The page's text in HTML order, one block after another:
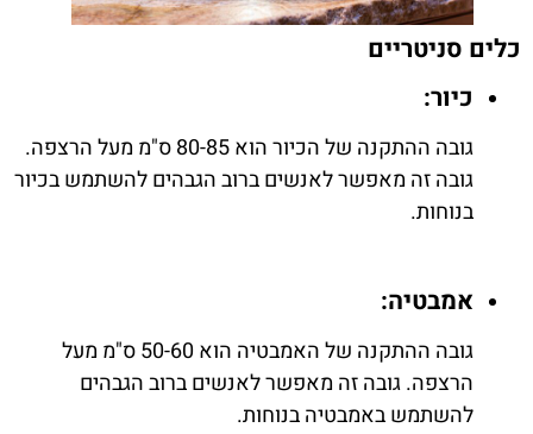
כלים סניטריים
כיור:
גובה ההתקנה של הכיור הוא 80-85 ס"מ מעל הרצפה.
גובה זה מאפשר לאנשים ברוב הגבהים להשתמש בכיור
בנוחות.
אמבטיה:
גובה ההתקנה של האמבטיה הוא 50-60 ס"מ מעל
הרצפה. גובה זה מאפשר לאנשים ברוב הגבהים
להשתמש באמבטיה בנוחות.